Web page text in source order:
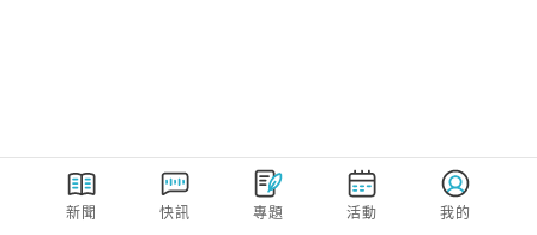
新聞 快訊 專題 活動 我的